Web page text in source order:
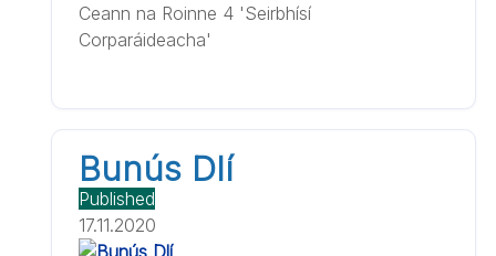
Ceann na Roinne 4 'Seirbhísí
Corparáideacha'
Bunús Dlí
Published
17.11.2020